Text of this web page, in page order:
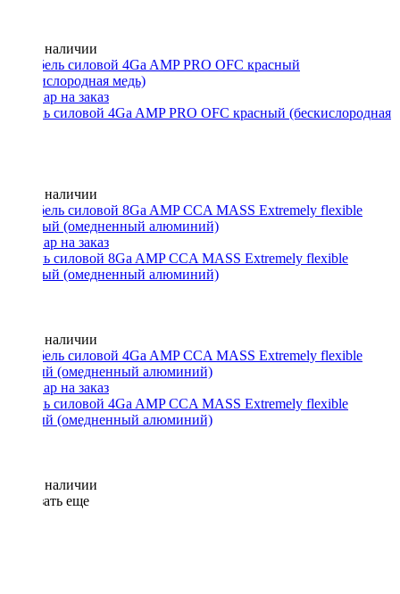
Нет в наличии
Кабель силовой 4Ga AMP PRO OFC красный (бескислородная
Нет в наличии
Кабель силовой 8Ga AMP CCA MASS Extremely flexible
красный (омедненный алюминий)
Нет в наличии
Кабель силовой 4Ga AMP CCA MASS Extremely flexible
черный (омедненный алюминий)
Нет в наличии
Показать еще